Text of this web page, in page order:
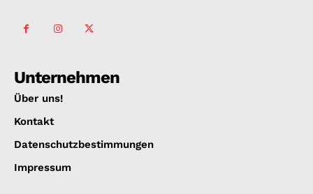
Unternehmen
Über uns!
Kontakt
Datenschutzbestimmungen
Impressum